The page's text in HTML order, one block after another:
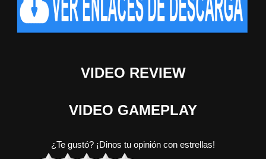
VIDEO REVIEW
VIDEO GAMEPLAY
¿Te gustó? ¡Dinos tu opinión con estrellas!